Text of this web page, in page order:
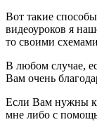
Вот такие
видеоуроков я
то своими
В любом случае,
Вам очень
Если Вам нужны
мне либо с